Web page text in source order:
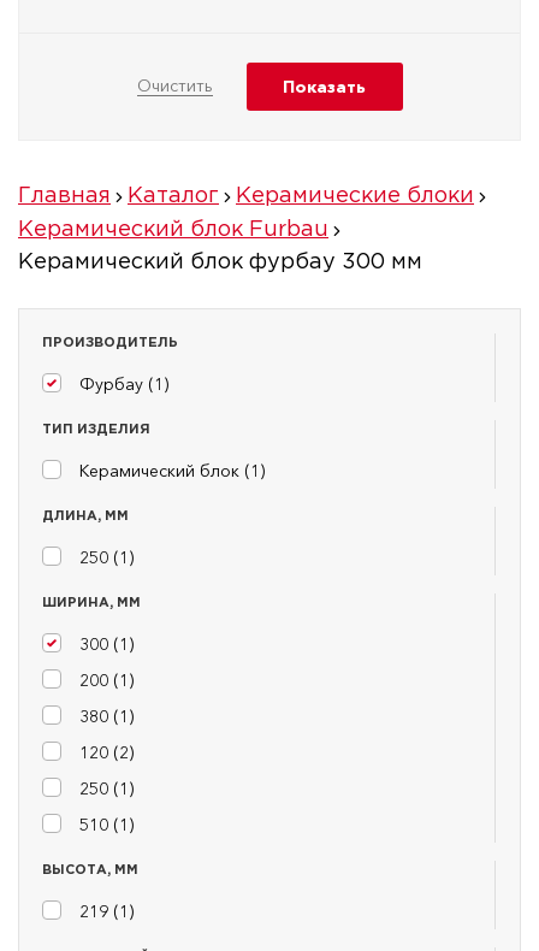
Главная Каталог
Керамические блоки
Керамический блок Furbau
Керамический блок фурбау 300 мм
ПРОИЗВОДИТЕЛЬ
Фурбау (1 )
ТИП ИЗДЕЛИЯ
Керамический блок (1 )
ДЛИНА, ММ
250 (1 )
ШИРИНА, ММ
300 (1 )
200 (1 )
380 (1 )
120 (2)
250 (1 )
510 (1 )
ВЫСОТА, ММ
219 (1 )